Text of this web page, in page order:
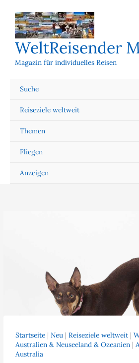
Inhalt
springen
WeltReisender
Magazin für individuelles Reisen
Suche
Reiseziele weltweit
Themen
Fliegen
Anzeigen
Startseite |Neu |Reiseziele weltweit |
Australien & Neuseeland & Ozeanien |
Australia